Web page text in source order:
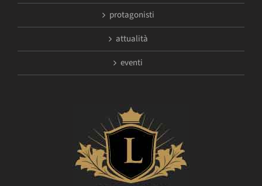
protagonisti
attualità
eventi